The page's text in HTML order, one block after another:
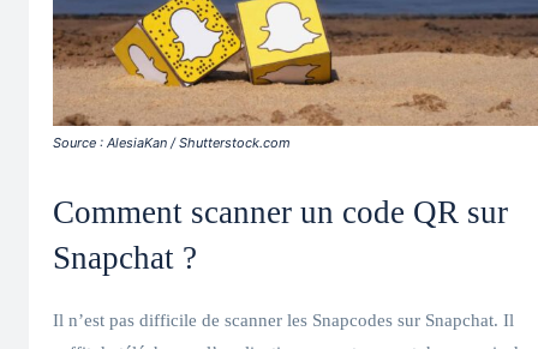
Source : AlesiaKan / Shutterstock.com
Comment scanner un code QR sur
Snapchat ?
Il n’est pas difficile de scanner les Snapcodes sur Snapchat. Il